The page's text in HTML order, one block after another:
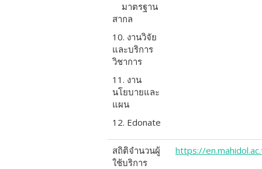
มาตรฐาน
สากล
10. งานวิจัย
และบริการ
วิชาการ
11. งาน
นโยบายและ
แผน
12. Edonate
สถิติจำนวนผู้
ใช้บริการ
https://en.mahidol.ac.